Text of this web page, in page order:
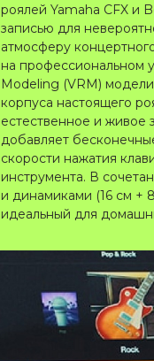
роялей Yamaha CFX и
записью для
атмосферу
на профессиональном
Modeling (VRM)
корпуса настоящего
естественное и живое
добавляет
скорости нажатия
инструмента. В
и динамиками (16 см +
идеальный для